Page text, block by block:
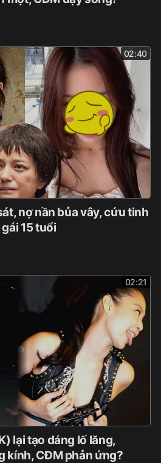
02:40
nợ nần bủa vây, cứu tinh
15 tuổi
02:21
lại tạo dáng lố lăng,
kính, CĐM phản ứng?